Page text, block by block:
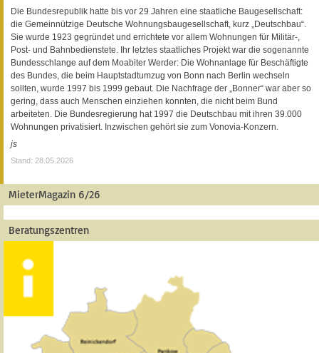
Die Bundesrepublik hatte bis vor 29 Jahren eine staatliche Baugesellschaft:
die Gemeinnützige Deutsche Wohnungsbaugesellschaft, kurz „Deutschbau“.
Sie wurde 1923 gegründet und errichtete vor allem Wohnungen für Militär-,
Post- und Bahnbedienstete. Ihr letztes staatliches Projekt war die sogenannte
Bundesschlange auf dem Moabiter Werder: Die Wohnanlage für Beschäftigte
des Bundes, die beim Hauptstadtumzug von Bonn nach Berlin wechseln
sollten, wurde 1997 bis 1999 gebaut. Die Nachfrage der „Bonner“ war aber so
gering, dass auch Menschen einziehen konnten, die nicht beim Bund
arbeiteten. Die Bundesregierung hat 1997 die Deutschbau mit ihren 39.000
Wohnungen privatisiert. Inzwischen gehört sie zum Vonovia-Konzern.
js
Stand: 28.05.2026
MieterMagazin 6/26
Beratungszentren